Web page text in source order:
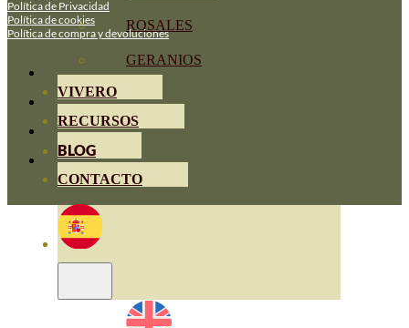
ROSALES
GERANIOS
VIVERO
RECURSOS
BLOG
CONTACTO
Política de Privacidad
Política de cookies
Política de compra y devoluciones